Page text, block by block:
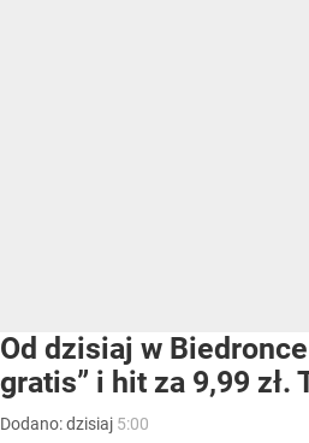
Od dzisiaj w Biedronce
gratis” i hit za 9,99 zł.
Dodano:dzisiaj 5:00